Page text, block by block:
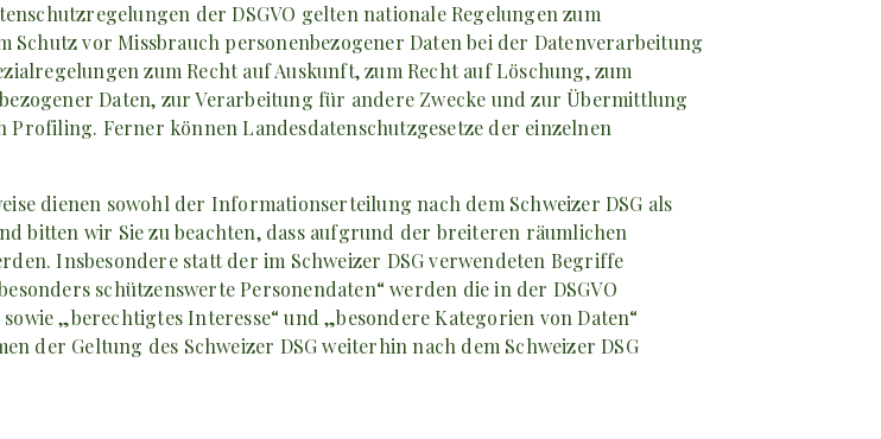
der DSGVO gelten nationale Regelungen zum
Schutz vor Missbrauch personenbezogener Daten bei der Datenverarbeitung
zum Recht auf Auskunft, zum Recht auf Löschung, zum
Daten, zur Verarbeitung für andere Zwecke und zur Übermittlung
Ferner können Landesdatenschutzgesetze der einzelnen
dienen sowohl der Informationserteilung nach dem Schweizer DSG als
bitten wir Sie zu beachten, dass aufgrund der breiteren räumlichen
Insbesondere statt der im Schweizer DSG verwendeten Begriffe
schützenswerte Personendaten“ werden die in der DSGVO
„berechtigtes Interesse“ und „besondere Kategorien von Daten“
der Geltung des Schweizer DSG weiterhin nach dem Schweizer DSG